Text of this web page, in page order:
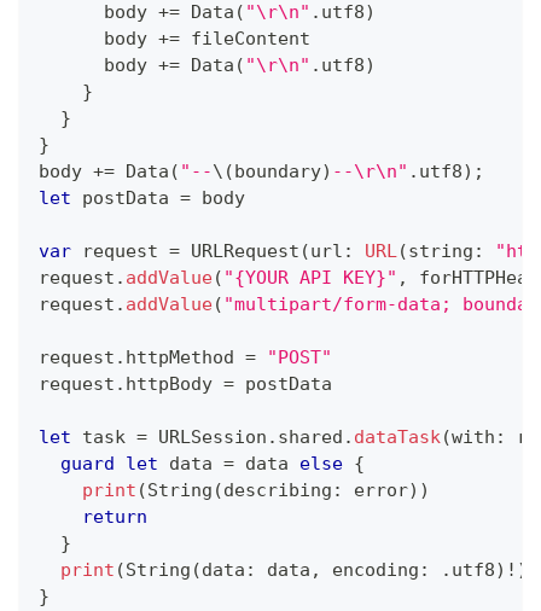
      body
+= Data ( "\r\n" . utf8)
      body
+= fileContent
      body
+= Data ( "\r\n" . utf8)
}
}
}
body += Data ( "--\(boundary) --\r\n" . utf8) ;
let postData = body
var request = URLRequest (url : URL(string :
request . addValue( "{YOUR API KEY}" ,
request . addValue( "multipart/form-data;
request . httpMethod =
"POST"
request . httpBody = postData
let task = URLSession . shared . dataTask(with :
guard
let data = data else {
print (String (describing : error) )
return
}
print (String (data : data , encoding : . utf8) ! )
}